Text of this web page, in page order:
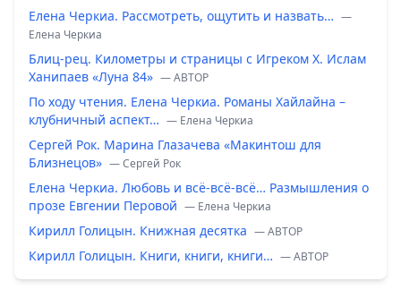
Елена Черкиа. Рассмотреть, ощутить и назвать… —
Елена Черкиа
Блиц-рец. Километры и страницы с Игреком Х. Ислам
Ханипаев «Луна 84» — ABTOP
По ходу чтения. Елена Черкиа. Романы Хайлайна –
клубничный аспект… — Елена Черкиа
Сергей Рок. Марина Глазачева «Макинтош для
Близнецов» — Сергей Рок
Елена Черкиа. Любовь и всё-всё-всё… Размышления о
прозе Евгении Перовой — Елена Черкиа
Кирилл Голицын. Книжная десятка — ABTOP
Кирилл Голицын. Книги, книги, книги… — ABTOP